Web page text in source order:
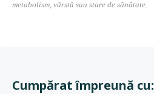
metabolism, vârstă sau stare de sănătate.
Cumpărat împreună cu: